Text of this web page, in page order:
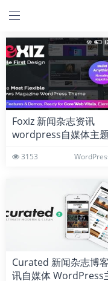
Foxiz 新闻杂志资讯
wordpress自媒体主题
3153
Curated 新闻杂志博
讯自媒体 WordPress